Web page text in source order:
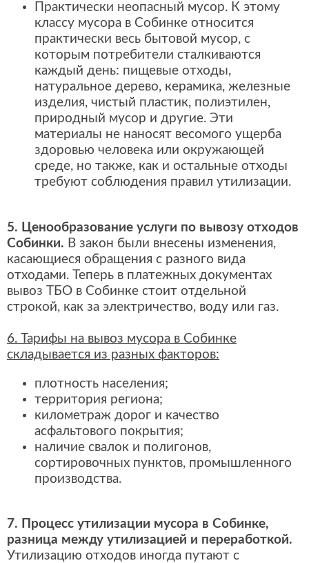
Практически неопасный мусор. К этому
классу мусора в Собинке относится
практически весь бытовой мусор, с
которым потребители сталкиваются
каждый день: пищевые отходы,
натуральное дерево, керамика, железные
изделия, чистый пластик, полиэтилен,
природный мусор и другие. Эти
материалы не наносят весомого ущерба
здоровью человека или окружающей
среде, но также, как и остальные отходы
требуют соблюдения правил утилизации.
5. Ценообразование услуги по вывозу отходов
Собинки. В закон были внесены изменения,
касающиеся обращения с разного вида
отходами. Теперь в платежных документах
вывоз ТБО в Собинке стоит отдельной
строкой, как за электричество, воду или газ.
6. Тарифы на вывоз мусора в Собинке
складывается из разных факторов:
плотность населения;
территория региона;
километраж дорог и качество
асфальтового покрытия;
наличие свалок и полигонов,
сортировочных пунктов, промышленного
производства.
7. Процесс утилизации мусора в Собинке,
разница между утилизацией и переработкой.
Утилизацию отходов иногда путают с